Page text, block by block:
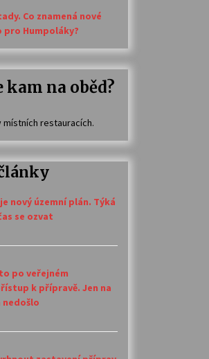
Co znamená nové
Humpoláky?
na oběd?
místních restauracích.
nový územní plán. Týká
se ozvat
po veřejném
k přípravě. Jen na